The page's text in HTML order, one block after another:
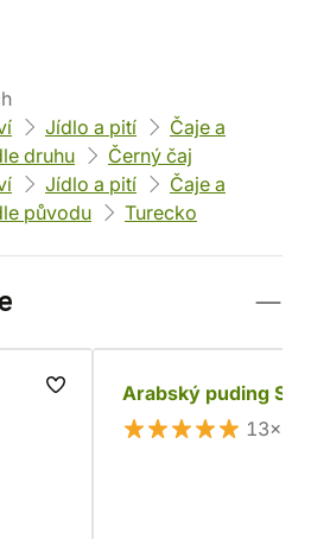
Jídlo a pití
Čaje a
druhu
Černý čaj
Jídlo a pití
Čaje a
původu Turecko
Arabský puding
13×